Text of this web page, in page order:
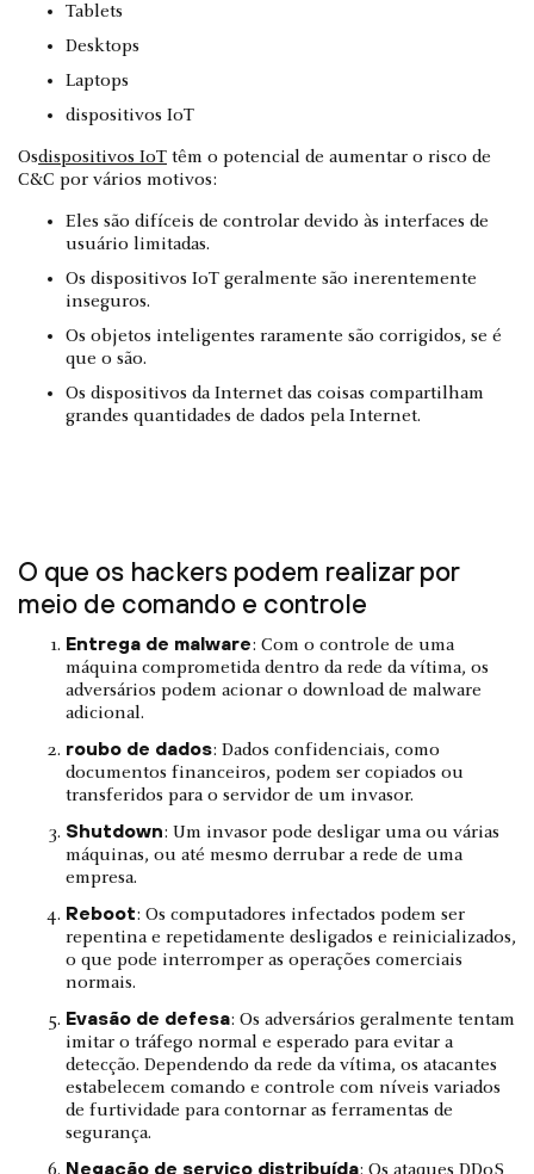
Tablets
Desktops
Laptops
dispositivos IoT
Osdispositivos IoT têm o potencial de aumentar o risco de
C&C por vários motivos:
Eles são difíceis de controlar devido às interfaces de
usuário limitadas.
Os dispositivos IoT geralmente são inerentemente
inseguros.
Os objetos inteligentes raramente são corrigidos, se é
que o são.
Os dispositivos da Internet das coisas compartilham
grandes quantidades de dados pela Internet.
O que os hackers podem realizar por
meio de comando e controle
Entrega de malware: Com o controle de uma
máquina comprometida dentro da rede da vítima, os
adversários podem acionar o download de malware
adicional.
roubo de dados: Dados confidenciais, como
documentos financeiros, podem ser copiados ou
transferidos para o servidor de um invasor.
Shutdown: Um invasor pode desligar uma ou várias
máquinas, ou até mesmo derrubar a rede de uma
empresa.
Reboot: Os computadores infectados podem ser
repentina e repetidamente desligados e reinicializados,
o que pode interromper as operações comerciais
normais.
Evasão de defesa: Os adversários geralmente tentam
imitar o tráfego normal e esperado para evitar a
detecção. Dependendo da rede da vítima, os atacantes
estabelecem comando e controle com níveis variados
de furtividade para contornar as ferramentas de
segurança.
Negação de serviço distribuída: Os ataques DDoS